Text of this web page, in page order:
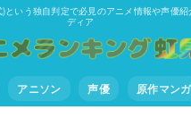
という独自判定で必見のアニメ情報や声優紹
ディア
アニソン 声優 原作マンガ